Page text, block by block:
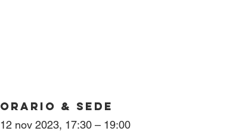
Orario & Sede
12 nov 2023, 17:30 – 19:00